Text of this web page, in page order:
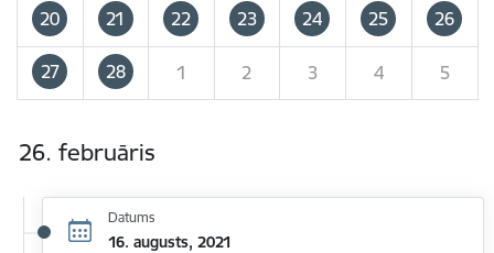
20 21 22 23 24 25 26
27 28 1 2 3 4 5
26. februāris
Datums
16. augusts, 2021